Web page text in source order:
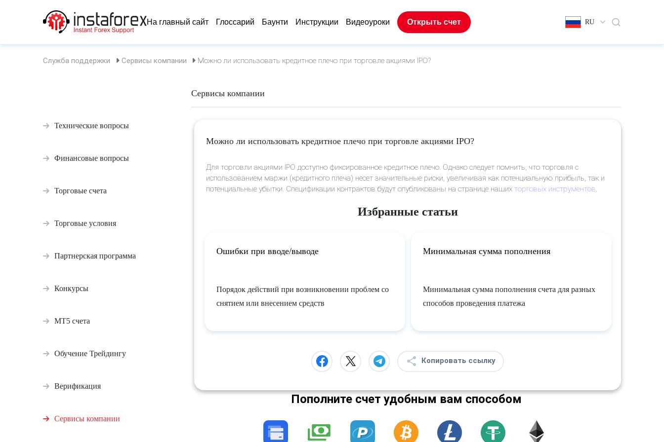
На главный сайт Глоссарий Баунти Инструкции Видеоуроки Открыть счет RU
Служба поддержки Сервисы компании Можно ли использовать кредитное плечо при торговле акциями IPO?
Технические вопросы
Финансовые вопросы
Торговые счета
Торговые условия
Партнерская программа
Конкурсы
МТ5 счета
Обучение Трейдингу
Верификация
Сервисы компании
Сервисы компании
Можно ли использовать кредитное плечо при торговле акциями IPO?
Для торговли акциями IPO доступно фиксированное кредитное плечо. Однако следует помнить, что торговля с
использованием маржи (кредитного плеча) несет значительные риски, увеличивая как потенциальную прибыль, так и
потенциальные убытки. Спецификации контрактов будут опубликованы на странице наших торговых инструментов
Избранные статьи
Ошибки при вводе/выводе
Порядок действий при возникновении проблем со
снятием или внесением средств
Минимальная сумма пополнения
Минимальная сумма пополнения счета для разных
способов проведения платежа
Копировать ссылку
Пополните счет удобным вам способом